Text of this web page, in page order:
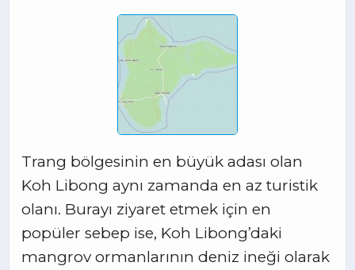
Trang bölgesinin en büyük adası olan
Koh Libong aynı zamanda en az turistik
olanı. Burayı ziyaret etmek için en
popüler sebep ise, Koh Libong’daki
mangrov ormanlarının deniz ineği olarak